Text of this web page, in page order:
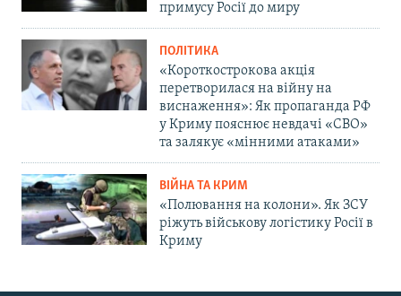
примусу Росії до миру
ПОЛІТИКА
«Короткострокова акція
перетворилася на війну на
виснаження»: Як пропаганда РФ
у Криму пояснює невдачі «СВО»
та залякує «мінними атаками»
ВІЙНА ТА КРИМ
«Полювання на колони». Як ЗСУ
ріжуть військову логістику Росії в
Криму